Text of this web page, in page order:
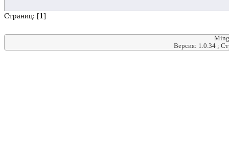
Страниц: [1]
Версия: 1.0.34 ;